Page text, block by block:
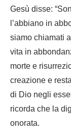
Gesù disse:
l’abbiano in
siamo chiamati
vita in
morte e
creazione e
di Dio negli
ricorda che la
onorata.